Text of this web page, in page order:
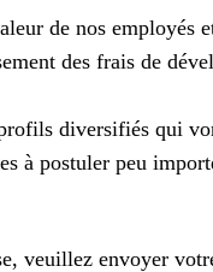
de nos
des frais de
diversifiés qui
à postuler peu
veuillez envoyer